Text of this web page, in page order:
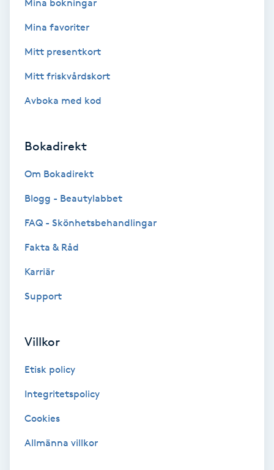
Dermapen
Eyeliner-tatuering
Face framing
Faceliftmassage
Fettreducering
Fibromassage
Fillers
Fotmassage
Mina bokningar
Mina favoriter
Mitt presentkort
Mitt friskvårdskort
Avboka med kod
Bokadirekt
Om Bokadirekt
Blogg - Beautylabbet
FAQ - Skönhetsbehandlingar
Fakta & Råd
Karriär
Support
Villkor
Etisk policy
Integritetspolicy
Cookies
Allmänna villkor